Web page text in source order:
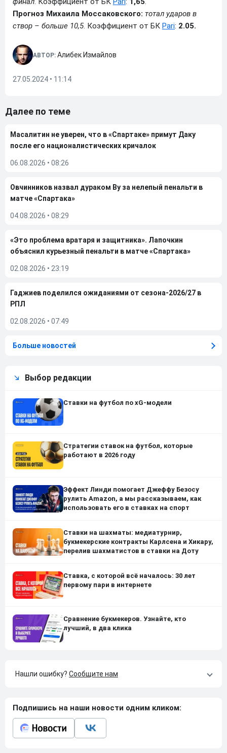
Прогноз Михаила Моссаковского: тотал ударов в
створ – больше 10,5. Коэффициент от БК Pari: 2.05.
АВТОР: Алибек Измайлов
27.05.2024 • 11:14
Далее по теме
Масалитин не уверен, что в «Спартаке» примут Даку
после его националистических кричалок
06.08.2026 • 08:26
Овчинников назвал дураком Ву за нелепый пенальти в
матче «Спартака»
04.08.2026 • 08:29
«Это проблема вратаря и защитника». Лапочкин
объяснил курьезный пенальти в матче «Спартака»
02.08.2026 • 23:19
Гаджиев поделился ожиданиями от сезона-2026/27 в
РПЛ
02.08.2026 • 07:49
Больше новостей
Выбор редакции
Ставки на футбол по xG-модели
Стратегии ставок на футбол, которые
работают в 2026 году
Эффект Линди помогает Джеффу Безосу
рулить Amazon, а мы рассказываем, как
использовать его в ставках на спорт
Ставки на шахматы: медиатурнир,
букмекерские контракты Карлсена и Хикару,
перелив шахматистов в ставки на Доту
Ставка, с которой всё началось: 30 лет
первому пари в интернете
Сравнение букмекеров. Узнайте, кто
лучший, в два клика
Нашли ошибку? Сообщите нам
Подпишись на наши новости одним кликом: